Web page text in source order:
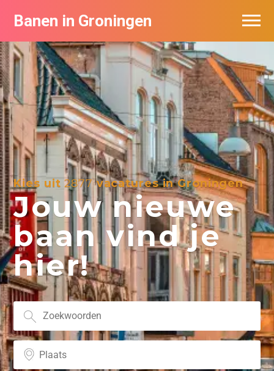
Banen in Groningen
Kies uit2877vacatures in Groningen
Jouw nieuwe
baan vind je
hier!
Vacatures per bedrijf
De populairste vacatures in Groningen
Nieuwsbrief feed